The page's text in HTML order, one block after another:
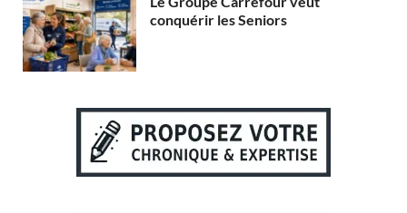
conquérir les Seniors